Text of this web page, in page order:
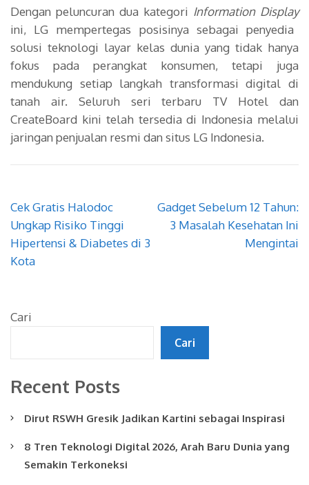
Dengan peluncuran dua kategori Information Display
ini, LG mempertegas posisinya sebagai penyedia
solusi teknologi layar kelas dunia yang tidak hanya
fokus pada perangkat konsumen, tetapi juga
mendukung setiap langkah transformasi digital di
tanah air. Seluruh seri terbaru TV Hotel dan
CreateBoard kini telah tersedia di Indonesia melalui
jaringan penjualan resmi dan situs LG Indonesia.
Navigasi
pos
Cek Gratis Halodoc
Ungkap Risiko Tinggi
Hipertensi & Diabetes di 3
Kota
Gadget Sebelum 12 Tahun:
3 Masalah Kesehatan Ini
Mengintai
Cari
Cari
Recent Posts
Dirut RSWH Gresik Jadikan Kartini sebagai Inspirasi
8 Tren Teknologi Digital 2026, Arah Baru Dunia yang
Semakin Terkoneksi